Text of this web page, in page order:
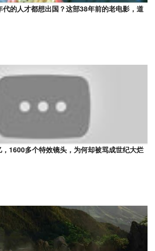
代的人才都想出国？这部38年前的老电影，道
，1600多个特效镜头，为何却被骂成世纪大烂